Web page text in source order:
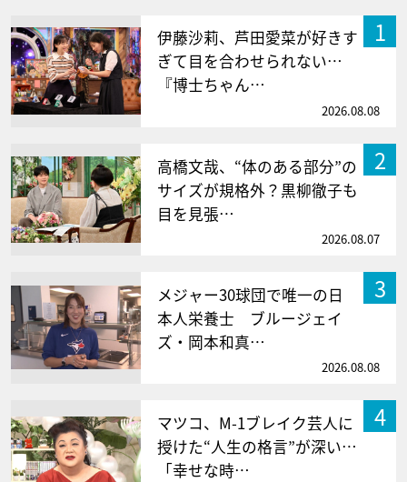
1
伊藤沙莉、芦田愛菜が好きす
ぎて目を合わせられない…
『博士ちゃん…
2026.08.08
2
高橋文哉、“体のある部分”の
サイズが規格外？黒柳徹子も
目を見張…
2026.08.07
3
メジャー30球団で唯一の日
本人栄養士 ブルージェイ
ズ・岡本和真…
2026.08.08
4
マツコ、M-1ブレイク芸人に
授けた“人生の格言”が深い…
「幸せな時…